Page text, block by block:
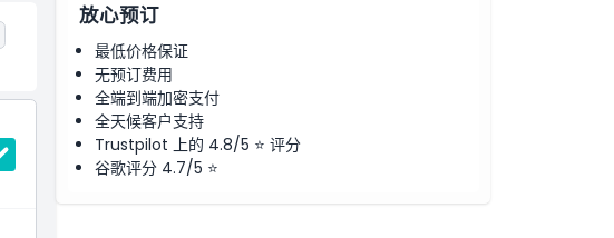
放心预订
最低价格保证
无预订费用
全端到端加密支付
全天候客户支持
Trustpilot 上的 4.8/5 ⭐ 评分
谷歌评分 4.7/5 ⭐